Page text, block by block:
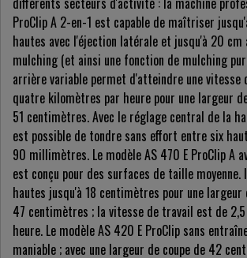
ProClip A 2-en-1 est capable de maîtriser
hautes avec l'éjection latérale et jusqu'à 20 cm
mulching (et ainsi une fonction de mulching
arrière variable permet d'atteindre une vitesse
quatre kilomètres par heure pour une largeur
51 centimètres. Avec le réglage central de la
est possible de tondre sans effort entre six
90 millimètres. Le modèle AS 470 E ProClip A
est conçu pour des surfaces de taille moyenne.
hautes jusqu'à 18 centimètres pour une largeur
47 centimètres ; la vitesse de travail est de
heure. Le modèle AS 420 E ProClip sans
maniable ; avec une largeur de coupe de 42